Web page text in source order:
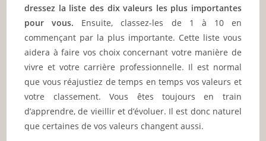
dressez la liste des dix valeurs les plus importantes
pour vous. Ensuite, classez-les de 1 à 10 en
commençant par la plus importante. Cette liste vous
aidera à faire vos choix concernant votre manière de
vivre et votre carrière professionnelle. Il est normal
que vous réajustiez de temps en temps vos valeurs et
votre classement. Vous êtes toujours en train
d’apprendre, de vieillir et d’évoluer. Il est donc naturel
que certaines de vos valeurs changent aussi.